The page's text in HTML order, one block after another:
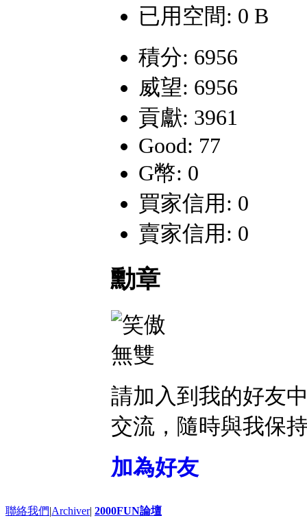
已用空間: 0 B
積分: 6956
威望: 6956
貢獻: 3961
Good: 77
G幣: 0
買家信用: 0
賣家信用: 0
勳章
請加入到我的好友
交流，隨時與我保
加為好友
聯絡我們|Archiver| 2000FUN論壇